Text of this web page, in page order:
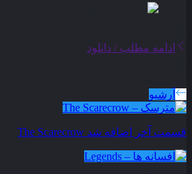
ادامه مطلب / دانلود
آرشیو
قسمت آخر اضافه شد The Scarecrow